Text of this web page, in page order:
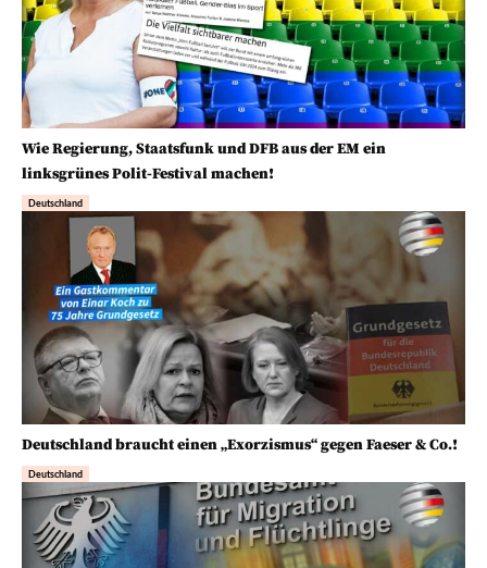
Wie Regierung, Staatsfunk und DFB aus der EM ein
linksgrünes Polit-Festival machen!
Deutschland
Deutschland braucht einen „Exorzismus“ gegen Faeser & Co.!
Deutschland